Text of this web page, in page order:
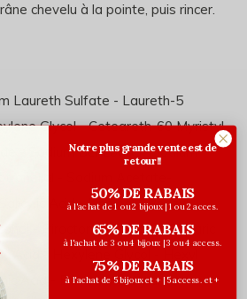
chevelu à la pointe, puis rincer.
Laureth Sulfate - Laureth-5
Glycol - Ceteareth-60 Myristyl
- Sodium Benzoate - Sodium
- Sodium Acetate-
Acid - Linalool - Benzyl
- Piroctone Olamine - Tartaric
Acid - Hexylene Glycol - Hexyl
Acid - Parfum / Fragrance
Notre plus grande vente est de
retour!!
50% DE RABAIS
à l'achat de 1 ou 2 bijoux | 1 ou 2 acces.
65% DE RABAIS
à l'achat de 3 ou 4 bijoux | 3 ou 4 access.
75% DE RABAIS
à l'achat de 5 bijoux et + | 5 access. et +